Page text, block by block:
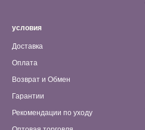
условия
Доставка
Оплата
Возврат и Обмен
Гарантии
Рекомендации по уходу